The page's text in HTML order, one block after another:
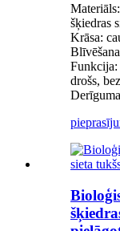
šķiedras
Krāsa:
Funkcija:
drošs,